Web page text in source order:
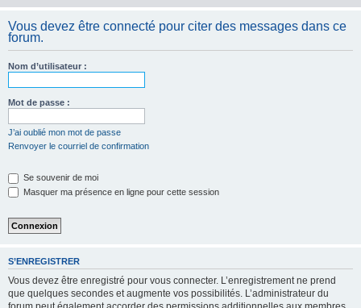
Vous devez être connecté pour citer des messages dans ce
forum.
Nom d’utilisateur :
Mot de passe :
J’ai oublié mon mot de passe
Renvoyer le courriel de confirmation
Se souvenir de moi
Masquer ma présence en ligne pour cette session
S’ENREGISTRER
Vous devez être enregistré pour vous connecter. L’enregistrement ne prend
que quelques secondes et augmente vos possibilités. L’administrateur du